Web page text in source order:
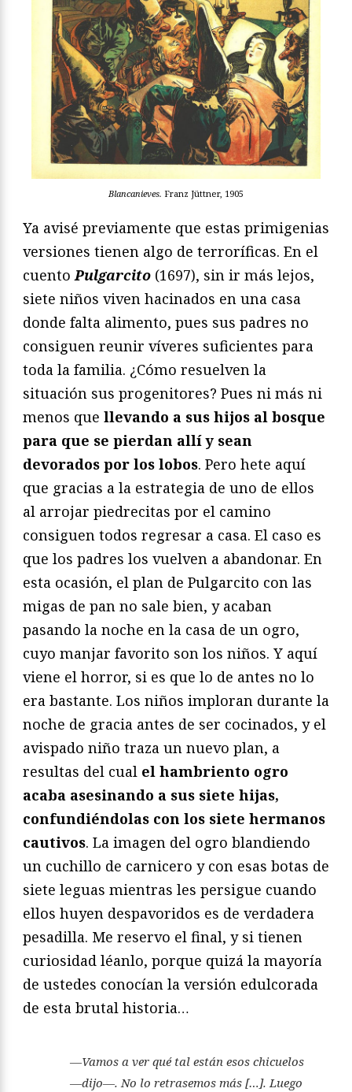
Blancanieves. Franz Jüttner, 1905
Ya avisé previamente que estas primigenias
versiones tienen algo de terroríficas. En el
cuentoPulgarcito (1697), sin ir más lejos,
siete niños viven hacinados en una casa
donde falta alimento, pues sus padres no
consiguen reunir víveres suficientes para
toda la familia. ¿Cómo resuelven la
situación sus progenitores? Pues ni más ni
menos que llevando a sus hijos al bosque
para que se pierdan allí y sean
devorados por los lobos. Pero hete aquí
que gracias a la estrategia de uno de ellos
al arrojar piedrecitas por el camino
consiguen todos regresar a casa. El caso es
que los padres los vuelven a abandonar. En
esta ocasión, el plan de Pulgarcito con las
migas de pan no sale bien, y acaban
pasando la noche en la casa de un ogro,
cuyo manjar favorito son los niños. Y aquí
viene el horror, si es que lo de antes no lo
era bastante. Los niños imploran durante la
noche de gracia antes de ser cocinados, y el
avispado niño traza un nuevo plan, a
resultas del cual el hambriento ogro
acaba asesinando a sus siete hijas,
confundiéndolas con los siete hermanos
cautivos. La imagen del ogro blandiendo
un cuchillo de carnicero y con esas botas de
siete leguas mientras les persigue cuando
ellos huyen despavoridos es de verdadera
pesadilla. Me reservo el final, y si tienen
curiosidad léanlo, porque quizá la mayoría
de ustedes conocían la versión edulcorada
de esta brutal historia…
—Vamos a ver qué tal están esos chicuelos
—dijo—. No lo retrasemos más […]. Luego